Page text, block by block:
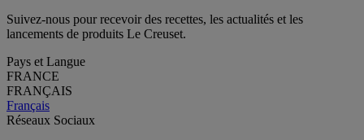
Suivez-nous pour recevoir des recettes, les actualités et les
lancements de produits Le Creuset.
Pays et Langue
FRANCE
FRANÇAIS
Français
Réseaux Sociaux